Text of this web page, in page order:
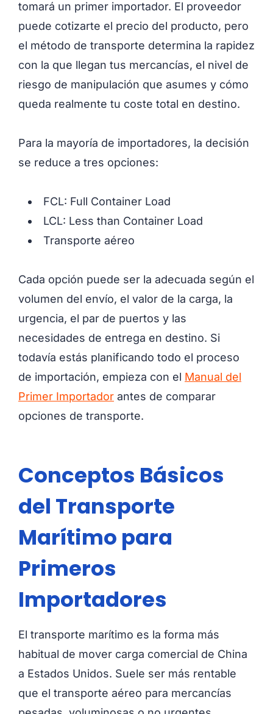
tomará un primer importador. El proveedor
puede cotizarte el precio del producto, pero
el método de transporte determina la rapidez
con la que llegan tus mercancías, el nivel de
riesgo de manipulación que asumes y cómo
queda realmente tu coste total en destino.
Para la mayoría de importadores, la decisión
se reduce a tres opciones:
FCL: Full Container Load
LCL: Less than Container Load
Transporte aéreo
Cada opción puede ser la adecuada según el
volumen del envío, el valor de la carga, la
urgencia, el par de puertos y las
necesidades de entrega en destino. Si
todavía estás planificando todo el proceso
de importación, empieza con el Manual del
Primer Importador antes de comparar
opciones de transporte.
Conceptos Básicos
del Transporte
Marítimo para
Primeros
Importadores
El transporte marítimo es la forma más
habitual de mover carga comercial de China
a Estados Unidos. Suele ser más rentable
que el transporte aéreo para mercancías